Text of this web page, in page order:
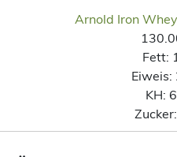
Arnold Iron
Fett:
Eiweis:
KH:
Zucker: